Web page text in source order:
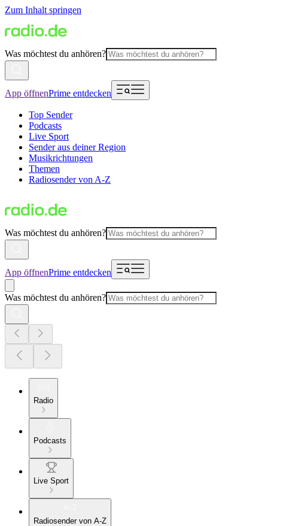
Zum Inhalt springen
Was möchtest du anhören?
App öffnenPrime entdecken
Top Sender
Podcasts
Live Sport
Sender aus deiner Region
Musikrichtungen
Themen
Radiosender von A-Z
Was möchtest du anhören?
App öffnenPrime entdecken
Was möchtest du anhören?
Radio
Podcasts
Live Sport
Radiosender von A-Z